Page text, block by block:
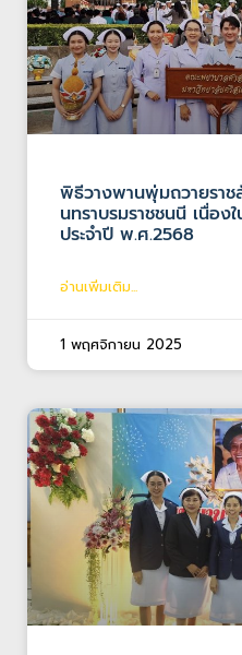
พิธีวางพานพุ่มถวายราช
นทราบรมราชชนนี เนื่อง
ประจำปี พ.ศ.2568
อ่านเพิ่มเติม...
1 พฤศจิกายน 2025